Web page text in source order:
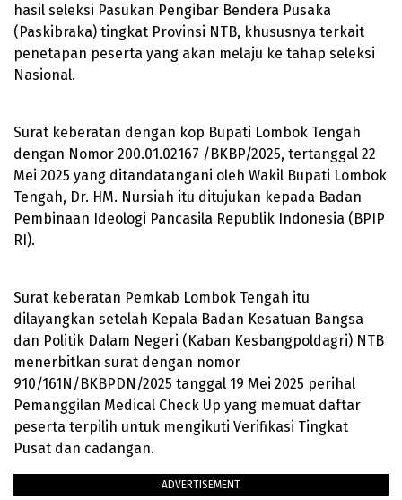
hasil seleksi Pasukan Pengibar Bendera Pusaka
(Paskibraka) tingkat Provinsi NTB, khususnya terkait
penetapan peserta yang akan melaju ke tahap seleksi
Nasional.
Surat keberatan dengan kop Bupati Lombok Tengah
dengan Nomor 200.01.02167 /BKBP/2025, tertanggal 22
Mei 2025 yang ditandatangani oleh Wakil Bupati Lombok
Tengah, Dr. HM. Nursiah itu ditujukan kepada Badan
Pembinaan Ideologi Pancasila Republik Indonesia (BPIP
RI).
Surat keberatan Pemkab Lombok Tengah itu
dilayangkan setelah Kepala Badan Kesatuan Bangsa
dan Politik Dalam Negeri (Kaban Kesbangpoldagri) NTB
menerbitkan surat dengan nomor
910/161N/BKBPDN/2025 tanggal 19 Mei 2025 perihal
Pemanggilan Medical Check Up yang memuat daftar
peserta terpilih untuk mengikuti Verifikasi Tingkat
Pusat dan cadangan.
ADVERTISEMENT